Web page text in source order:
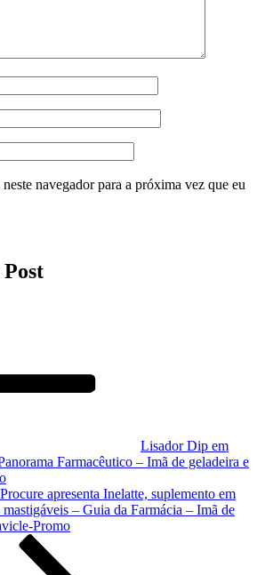
navegador para a próxima vez que eu
Lisador Dip em
Farmacêutico – Imã de geladeira e
Procure apresenta Inelatte, suplemento em
– Guia da Farmácia – Imã de
Promo